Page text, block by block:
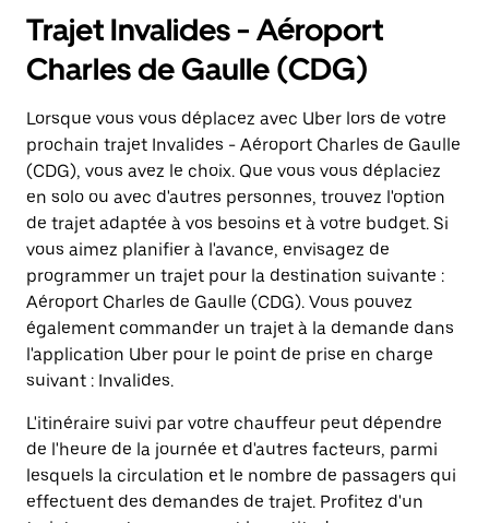
Trajet Invalides - Aéroport
Charles de Gaulle (CDG)
Lorsque vous vous déplacez avec Uber lors de votre
prochain trajet Invalides - Aéroport Charles de Gaulle
(CDG), vous avez le choix. Que vous vous déplaciez
en solo ou avec d'autres personnes, trouvez l'option
de trajet adaptée à vos besoins et à votre budget. Si
vous aimez planifier à l'avance, envisagez de
programmer un trajet pour la destination suivante :
Aéroport Charles de Gaulle (CDG). Vous pouvez
également commander un trajet à la demande dans
l'application Uber pour le point de prise en charge
suivant : Invalides.
L'itinéraire suivi par votre chauffeur peut dépendre
de l'heure de la journée et d'autres facteurs, parmi
lesquels la circulation et le nombre de passagers qui
effectuent des demandes de trajet. Profitez d'un